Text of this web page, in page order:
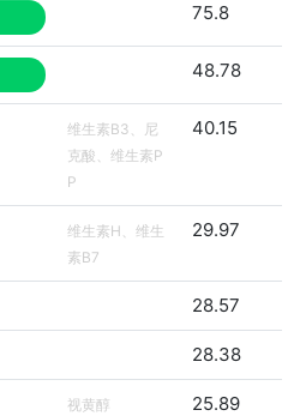
75.8
48.78
维生素B3、尼
克酸、维生素P
P
40.15
维生素H、维生
素B7
29.97
28.57
28.38
视黄醇 25.89